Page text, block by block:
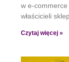
w e-commerce
właścicieli
Czytaj więcej »